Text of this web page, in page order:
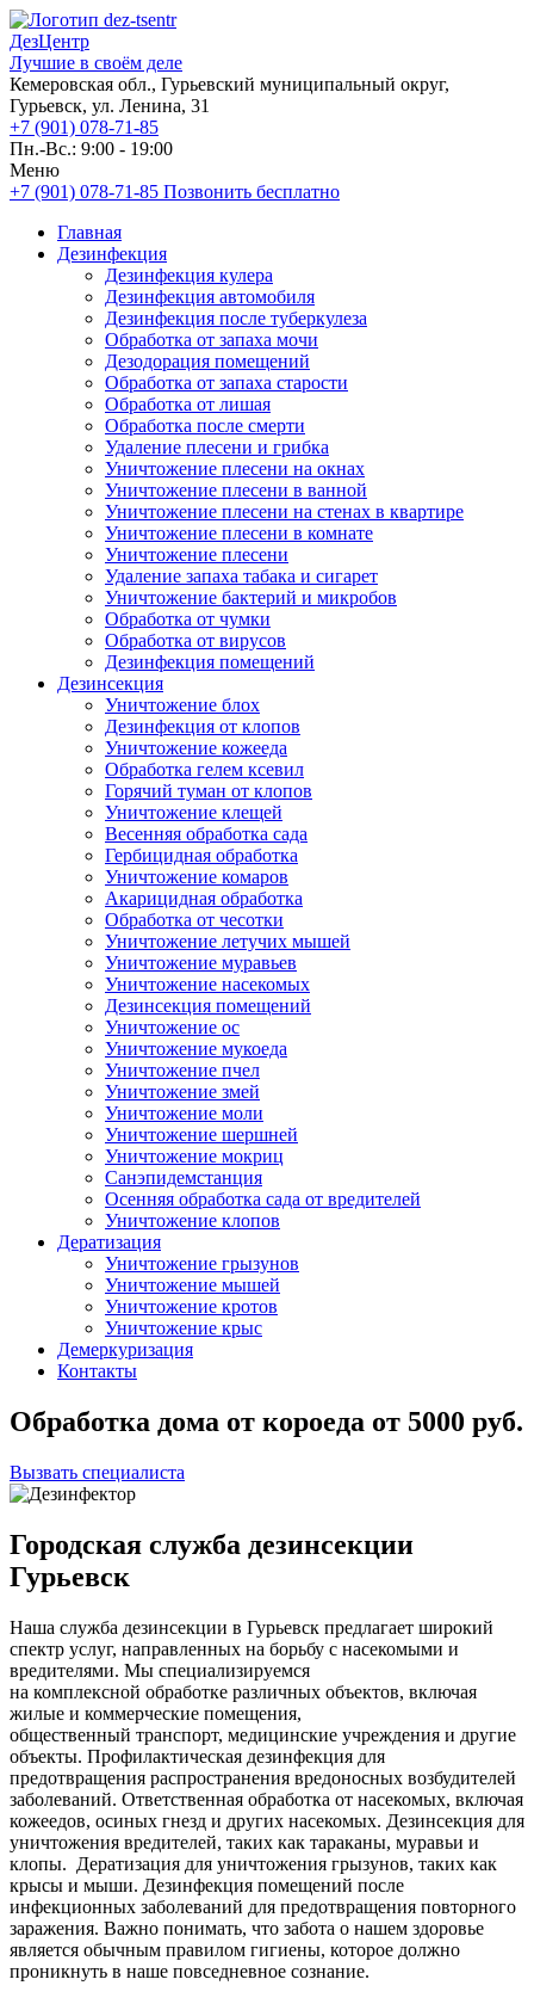
ДезЦентр
Лучшие в своём деле
Кемеровская обл., Гурьевский муниципальный округ,
Гурьевск, ул. Ленина, 31
+7 (901) 078-71-85
Пн.-Вс.: 9:00 - 19:00
Меню
+7 (901) 078-71-85 Позвонить бесплатно
Главная
Дезинфекция
Дезинфекция кулера
Дезинфекция автомобиля
Дезинфекция после туберкулеза
Обработка от запаха мочи
Дезодорация помещений
Обработка от запаха старости
Обработка от лишая
Обработка после смерти
Удаление плесени и грибка
Уничтожение плесени на окнах
Уничтожение плесени в ванной
Уничтожение плесени на стенах в квартире
Уничтожение плесени в комнате
Уничтожение плесени
Удаление запаха табака и сигарет
Уничтожение бактерий и микробов
Обработка от чумки
Обработка от вирусов
Дезинфекция помещений
Дезинсекция
Уничтожение блох
Дезинфекция от клопов
Уничтожение кожееда
Обработка гелем ксевил
Горячий туман от клопов
Уничтожение клещей
Весенняя обработка сада
Гербицидная обработка
Уничтожение комаров
Акарицидная обработка
Обработка от чесотки
Уничтожение летучих мышей
Уничтожение муравьев
Уничтожение насекомых
Дезинсекция помещений
Уничтожение ос
Уничтожение мукоеда
Уничтожение пчел
Уничтожение змей
Уничтожение моли
Уничтожение шершней
Уничтожение мокриц
Санэпидемстанция
Осенняя обработка сада от вредителей
Уничтожение клопов
Дератизация
Уничтожение грызунов
Уничтожение мышей
Уничтожение кротов
Уничтожение крыс
Демеркуризация
Контакты
Обработка дома от короеда от 5000 руб.
Вызвать специалиста
Городская служба дезинсекции
Гурьевск
Наша служба дезинсекции в Гурьевск предлагает широкий
спектр услуг, направленных на борьбу с насекомыми и
вредителями. Мы специализируемся
на комплексной обработке различных объектов, включая
жилые и коммерческие помещения,
общественный транспорт, медицинские учреждения и другие
объекты. Профилактическая дезинфекция для
предотвращения распространения вредоносных возбудителей
заболеваний. Ответственная обработка от насекомых, включая
кожеедов, осиных гнезд и других насекомых. Дезинсекция для
уничтожения вредителей, таких как тараканы, муравьи и
клопы. Дератизация для уничтожения грызунов, таких как
крысы и мыши. Дезинфекция помещений после
инфекционных заболеваний для предотвращения повторного
заражения. Важно понимать, что забота о нашем здоровье
является обычным правилом гигиены, которое должно
проникнуть в наше повседневное сознание.